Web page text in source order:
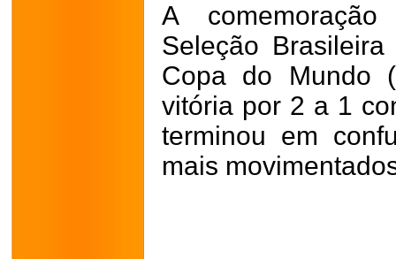
A
Seleção
Copa do Mundo
vitória por 2 a 1
terminou em
mais